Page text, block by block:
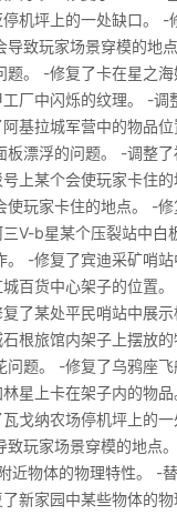
机坪上的一处缺口。 -
导致玩家场景穿模的地
题。 -修复了卡在星之
厂中闪烁的纹理。 -调
基拉城军营中的物品
板漂浮的问题。 -调整
上某个会使玩家卡住
使玩家卡住的地点。 -
V-b星某个压裂站中白
。 -修复了宾迪采矿哨
百货中心架子的位置
了某处平民哨站中展
根旅馆内架子上摆放
问题。 -修复了乌鸦座
星上卡在架子内的物
戈纳农场停机坪上的
致玩家场景穿模的地点
近物体的物理特性。 -
新家园中某些物体的